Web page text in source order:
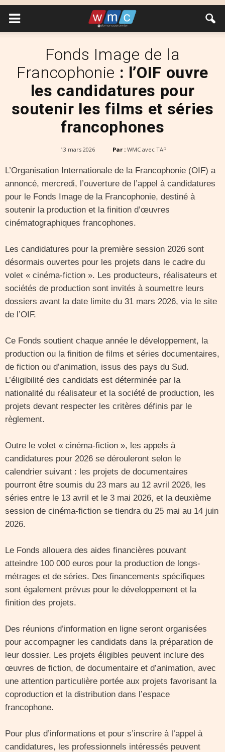
Fonds Image de la
Francophonie : l’OIF ouvre
les candidatures pour
soutenir les films et séries
francophones
13 mars 2026 Par : WMC avec TAP
L’Organisation Internationale de la Francophonie (OIF) a
annoncé, mercredi, l’ouverture de l’appel à candidatures
pour le Fonds Image de la Francophonie, destiné à
soutenir la production et la finition d’œuvres
cinématographiques francophones.
Les candidatures pour la première session 2026 sont
désormais ouvertes pour les projets dans le cadre du
volet « cinéma-fiction ». Les producteurs, réalisateurs et
sociétés de production sont invités à soumettre leurs
dossiers avant la date limite du 31 mars 2026, via le site
de l’OIF.
Ce Fonds soutient chaque année le développement, la
production ou la finition de films et séries documentaires,
de fiction ou d’animation, issus des pays du Sud.
L’éligibilité des candidats est déterminée par la
nationalité du réalisateur et la société de production, les
projets devant respecter les critères définis par le
règlement.
Outre le volet « cinéma-fiction », les appels à
candidatures pour 2026 se dérouleront selon le
calendrier suivant : les projets de documentaires
pourront être soumis du 23 mars au 12 avril 2026, les
séries entre le 13 avril et le 3 mai 2026, et la deuxième
session de cinéma-fiction se tiendra du 25 mai au 14 juin
2026.
Le Fonds allouera des aides financières pouvant
atteindre 100 000 euros pour la production de longs-
métrages et de séries. Des financements spécifiques
sont également prévus pour le développement et la
finition des projets.
Des réunions d’information en ligne seront organisées
pour accompagner les candidats dans la préparation de
leur dossier. Les projets éligibles peuvent inclure des
œuvres de fiction, de documentaire et d’animation, avec
une attention particulière portée aux projets favorisant la
coproduction et la distribution dans l’espace
francophone.
Pour plus d’informations et pour s’inscrire à l’appel à
candidatures, les professionnels intéressés peuvent